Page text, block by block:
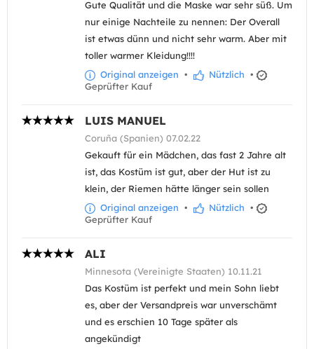
Gute Qualität und die Maske war sehr süß. Um
nur einige Nachteile zu nennen: Der Overall
ist etwas dünn und nicht sehr warm. Aber mit
toller warmer Kleidung!!!!
Original anzeigen • Nützlich •
Geprüfter Kauf
LUIS MANUEL
Coruña (Spanien) 07.02.22
Gekauft für ein Mädchen, das fast 2 Jahre alt
ist, das Kostüm ist gut, aber der Hut ist zu
klein, der Riemen hätte länger sein sollen
Original anzeigen • Nützlich •
Geprüfter Kauf
ALI
Minnesota (Vereinigte Staaten) 10.11.21
Das Kostüm ist perfekt und mein Sohn liebt
es, aber der Versandpreis war unverschämt
und es erschien 10 Tage später als
angekündigt